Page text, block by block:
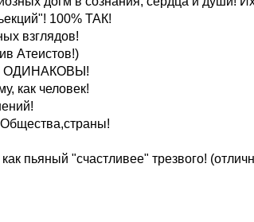
100% ТАК!
взглядов!
Атеистов!)
- ОДИНАКОВЫ!
как человек!
пьяный "счастливее" трезвого!